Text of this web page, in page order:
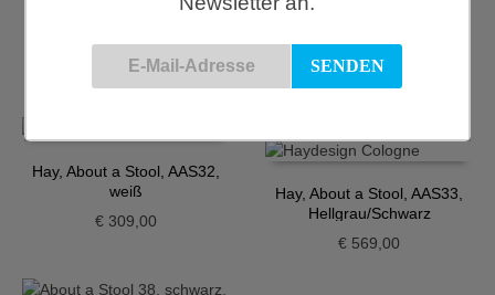
Hay, About a Chair, Stuhl
339,00
Hay, About a Stool, AAS32,
weiß
€309,00
Hay, About a Stool, AAS33,
Hellgrau/Schwarz
€ 569,00